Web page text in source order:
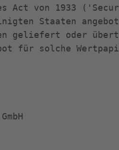
Act von 1933
Staaten
geliefert oder
für solche